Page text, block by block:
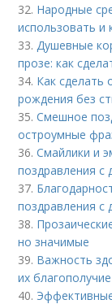
32. Народные
использовать и
33.Душевные
прозе: как
34. Как сделать
рождения без
35.Смешное
остроумные
36.Смайлики и
поздравления с
37.
поздравления с
38.
но значимые
39. Важность
их благополучие
40.